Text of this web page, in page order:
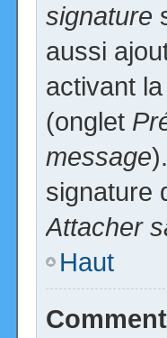
signature
aussi
activant
(onglet
message
signature
Attacher
Haut